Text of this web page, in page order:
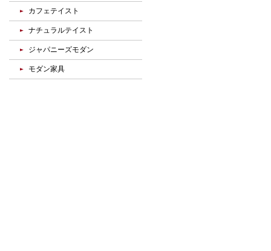
カフェテイスト
ナチュラルテイスト
ジャパニーズモダン
モダン家具